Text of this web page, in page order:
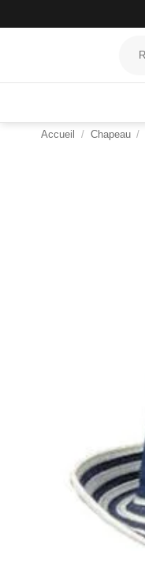
au
pour :
Accueil / Chapeau /